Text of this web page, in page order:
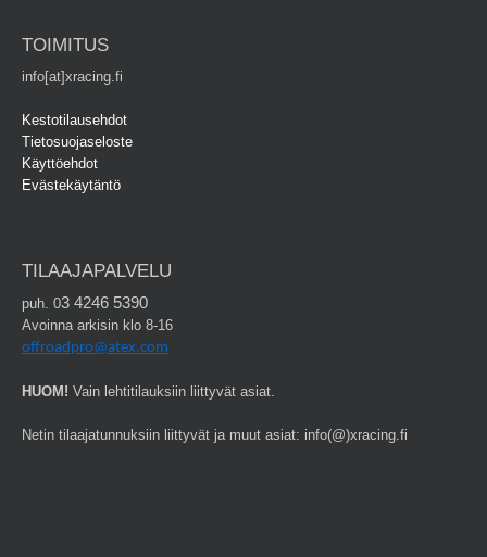
TOIMITUS
info[at]xracing.fi
Kestotilausehdot
Tietosuojaseloste
Käyttöehdot
Evästekäytäntö
TILAAJAPALVELU
puh. 03 4246 5390
Avoinna arkisin klo 8-16
offroadpro@atex.com
HUOM! Vain lehtitilauksiin liittyvät asiat.
Netin tilaajatunnuksiin liittyvät ja muut asiat: info(@)xracing.fi